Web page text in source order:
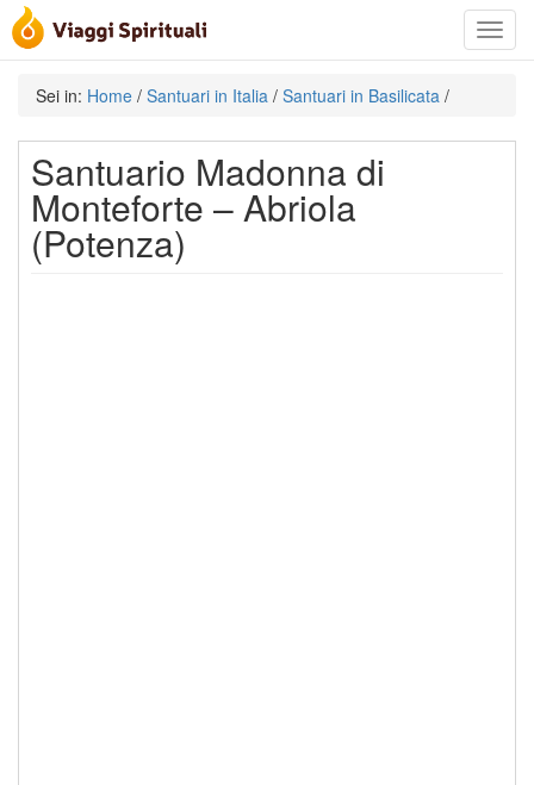
Toggle
Sei in: Home / Santuari in Italia / Santuari in Basilicata /
Santuario Madonna di
Monteforte – Abriola
(Potenza)